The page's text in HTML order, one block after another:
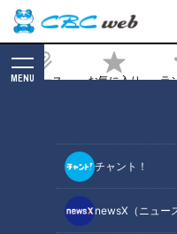
ニュース お気に入り ラ
MENU
チャント！
newsX（ニュー
説 #2